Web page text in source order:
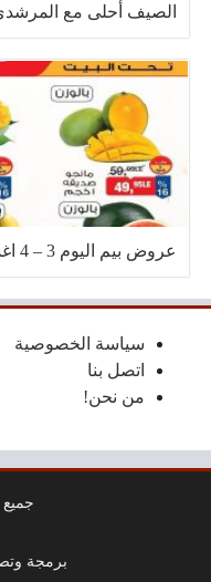
الصيف أحلى مع
عروض بيم اليوم 3 – 4 اغسطس 2026
سياسة الخصوصية
اتصل بنا
من نحن!
برمجة